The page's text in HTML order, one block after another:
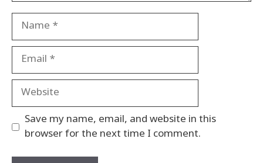
Name
Email
Website
Save my name, email, and website in this
browser for the next time I comment.